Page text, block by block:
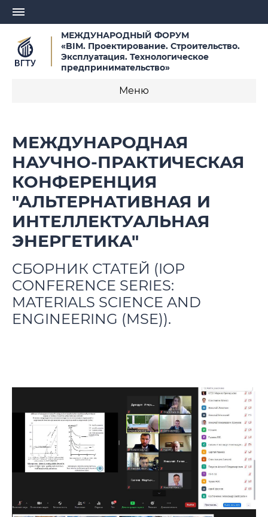
МЕЖДУНАРОДНЫЙ ФОРУМ
«BIM. Проектирование. Строительство.
Эксплуатация. Технологическое
предпринимательство»
Меню
Новости
Руководящие органы конференции
Организаторы
Программа конференции
Сроки проведения конференции и важные
даты
Место проведения конференции
Регистрация участников
Контактная информация
МЕЖДУНАРОДНАЯ
НАУЧНО-ПРАКТИЧЕСКАЯ
КОНФЕРЕНЦИЯ
"АЛЬТЕРНАТИВНАЯ И
ИНТЕЛЛЕКТУАЛЬНАЯ
ЭНЕРГЕТИКА"
СБОРНИК СТАТЕЙ (IOP
CONFERENCE SERIES:
MATERIALS SCIENCE AND
ENGINEERING (MSE)).